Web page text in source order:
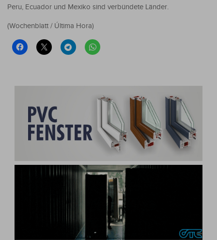
Peru, Ecuador und Mexiko sind verbündete Länder.
(Wochenblatt / Última Hora)